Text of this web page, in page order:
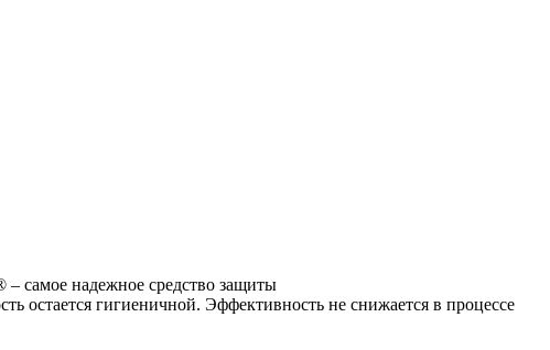
– самое надежное средство защиты
остается гигиеничной. Эффективность не снижается в процессе